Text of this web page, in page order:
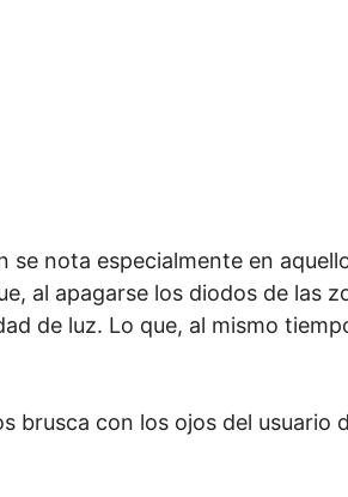
se nota especialmente en
al apagarse los diodos de las
de luz. Lo que, al mismo
brusca con los ojos del usuario